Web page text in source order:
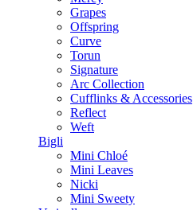
Grapes
Offspring
Curve
Torun
Signature
Arc Collection
Cufflinks & Accessories
Reflect
Weft
Bigli
Mini Chloé
Mini Leaves
Nicki
Mini Sweety